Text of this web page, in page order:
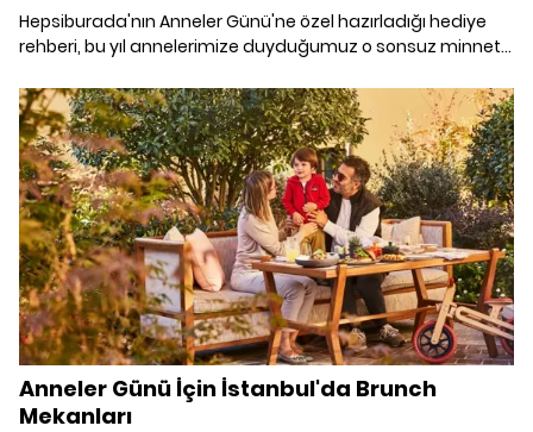
Hepsiburada'nın Anneler Günü'ne özel hazırladığı hediye
rehberi, bu yıl annelerimize duyduğumuz o sonsuz minneti
ruhuna dokunacak, zevklerine hitap eden özenli bir seçkiyle;
hayatımızın mimarı annelerimize o unutulmaz hediyeyi
bulmanız için yanınızdayız.
Anneler Günü İçin İstanbul'da Brunch
Mekanları